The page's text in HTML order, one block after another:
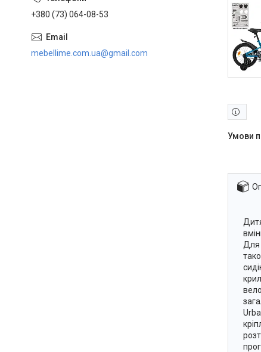
Для
+380 (73) 064-08-53
mebellime.com.ua@gmail.com